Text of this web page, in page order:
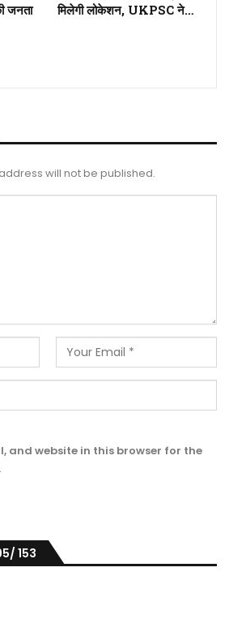
जनता
मिलेगी लोकेशन, UKPSC ने…
will not be published.
and website in this browser for the
153